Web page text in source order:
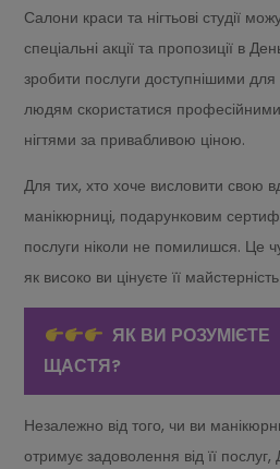
Салони краси та нігтьові студії
спеціальні акції та пропозиції в
зробити послуги доступнішими для
людям скористатися
нігтями за привабливою ціною.
Для тих, хто хоче висловити свою
манікюрниці, подарунковим
послуги ніколи не помилишся. Це
як високо ви цінуєте її
ЯК ВИ РОЗУМІЄТЕ
ЩАСТЯ?
Незалежно від того, чи ви
отримує задоволення від її